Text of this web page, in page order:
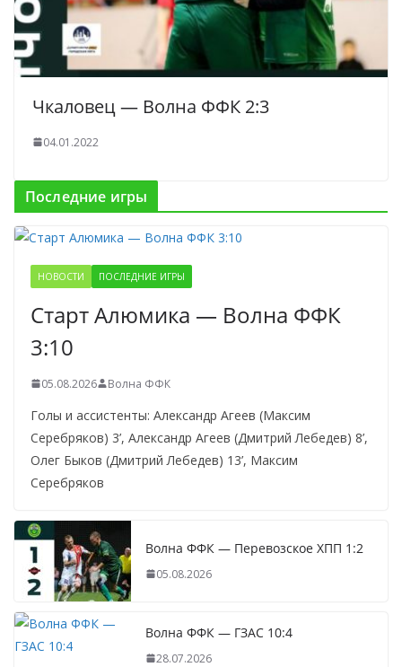
Чкаловец — Волна ФФК 2:3
04.01.2022
Последние игры
НОВОСТИ ПОСЛЕДНИЕ ИГРЫ
Старт Алюмика — Волна ФФК
3:10
05.08.2026 Волна ФФК
Голы и ассистенты: Александр Агеев (Максим
Серебряков) 3’, Александр Агеев (Дмитрий Лебедев) 8’,
Олег Быков (Дмитрий Лебедев) 13’, Максим
Серебряков
Волна ФФК — Перевозское ХПП 1:2
05.08.2026
Волна ФФК — ГЗАС 10:4
28.07.2026